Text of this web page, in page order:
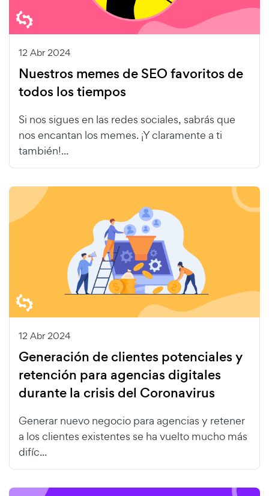
12 Abr 2024
Nuestros memes de SEO favoritos de
todos los tiempos
Si nos sigues en las redes sociales, sabrás que
nos encantan los memes. ¡Y claramente a ti
también!...
12 Abr 2024
Generación de clientes potenciales y
retención para agencias digitales
durante la crisis del Coronavirus
Generar nuevo negocio para agencias y retener
a los clientes existentes se ha vuelto mucho más
difíc...